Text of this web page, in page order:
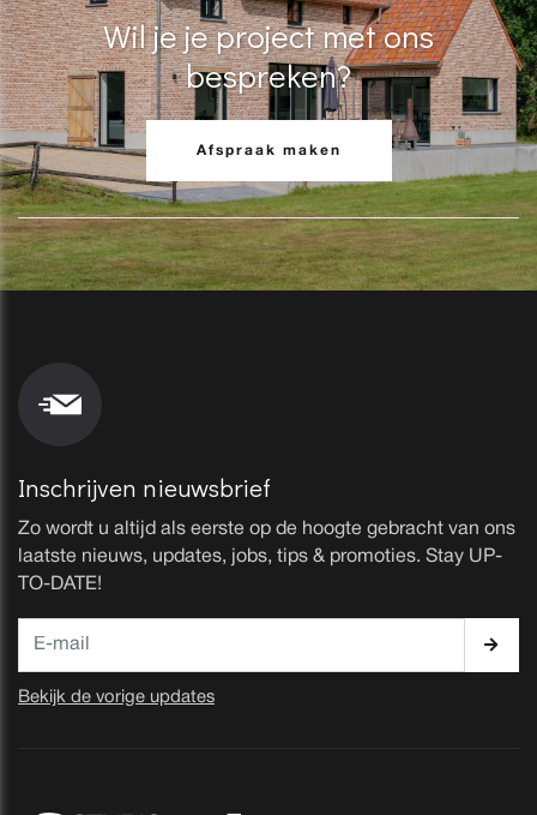
Wil je je project met ons
bespreken?
Afspraak maken
Inschrijven nieuwsbrief
Zo wordt u altijd als eerste op de hoogte gebracht van ons
laatste nieuws, updates, jobs, tips & promoties. Stay UP-
TO-DATE!
Bekijk de vorige updates